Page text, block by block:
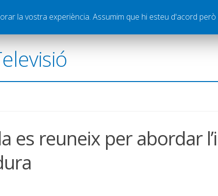
Vídeos Graella Publicitat Contacte
es reuneix per abordar
la vostra experiència. Assumim que hi esteu d'acord